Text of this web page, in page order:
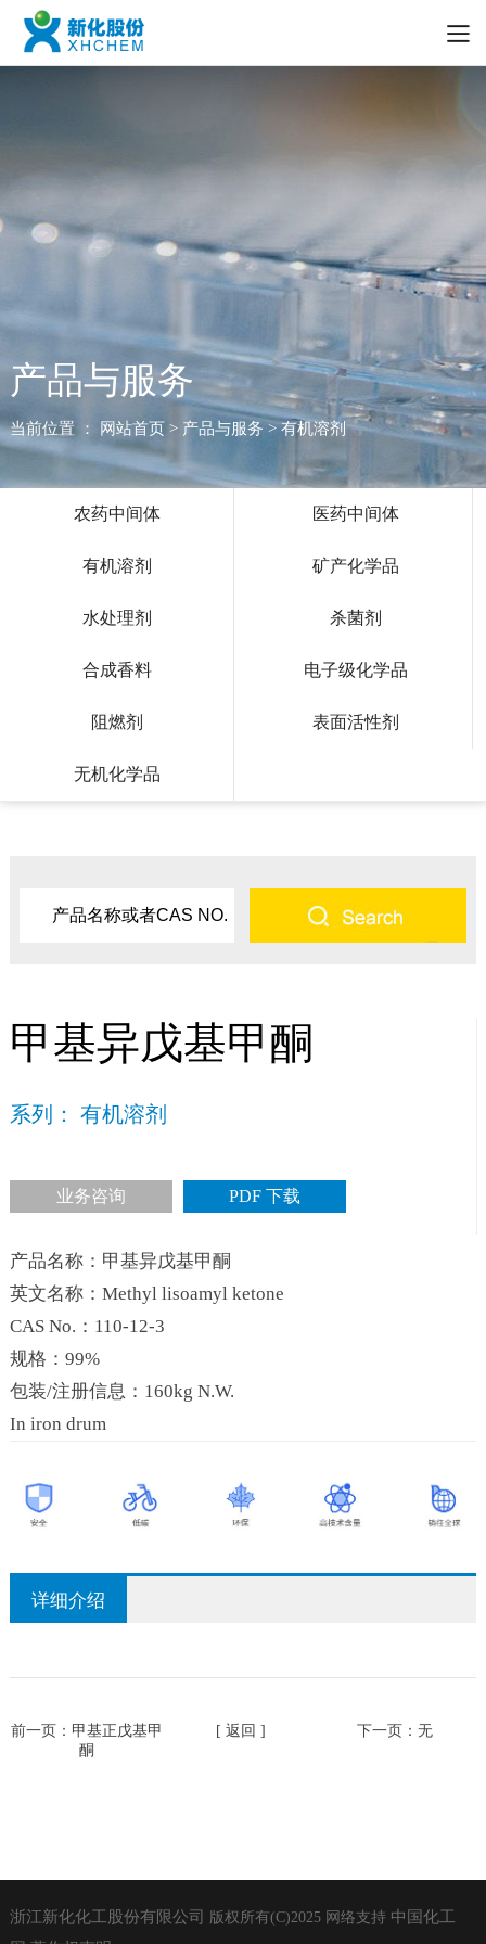
产品与服务
当前位置 ： 网站首页> 产品与服务 > 有机溶剂
农药中间体 医药中间体
有机溶剂 矿产化学品
水处理剂 杀菌剂
合成香料 电子级化学品
阻燃剂 表面活性剂
无机化学品
甲基异戊基甲酮
系列： 有机溶剂
业务咨询 PDF 下载
产品名称：甲基异戊基甲酮
英文名称：Methyl lisoamyl ketone
CAS No.：110-12-3
规格：99%
包装/注册信息：160kg N.W.
In iron drum
详细介绍
前一页： 甲基正戊基甲
酮
[ 返回 ] 下一页：无
浙江新化化工股份有限公司 版权所有(C)2025网络支持 中国化工